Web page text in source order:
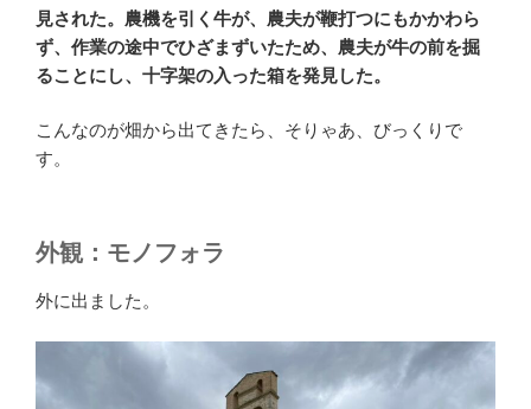
見された。農機を引く牛が、 農夫が鞭打つにもかかわら
ず、作業の途中でひざまずいたため、農夫が牛の前を掘
ることにし、十字架の入った箱を発見した。
こんなのが畑から出てきたら、そりゃあ、びっくりで
す。
外観：モノフォラ
外に出ました。